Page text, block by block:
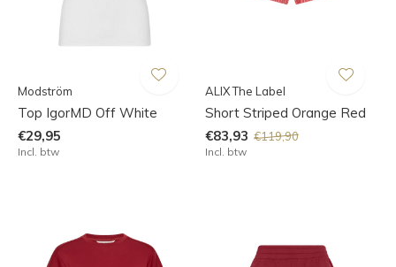
Modström
Top IgorMD Off White
€29,95
Incl. btw
ALIX The Label
Short Striped Orange Red
€83,93 €119,90
Incl. btw